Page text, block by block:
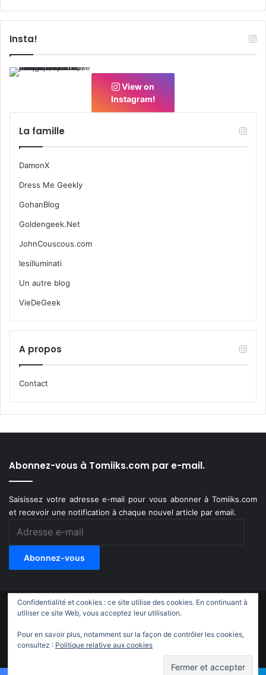
Insta!
View on
Instagram!
La famille
DamonX
Dress Me Geekly
GohanBlog
Goldengeek.Net
JohnCouscous.com
lesilluminati
Un autre blog
VieDeGeek
A propos
Contact
Abonnez-vous à Tomiiks.com par e-mail.
Saisissez votre adresse e-mail pour vous abonner à Tomiiks.com
et recevoir une notification à chaque nouvel article par email.
Abonnez-vous
© Copyright 2011-2018, All Rights Reserved |
X YouTubeInstagram
TwitchTikTok
Confidentialité et cookies : ce site utilise des cookies. En continuant à
utiliser ce site Web, vous acceptez leur utilisation.
Pour en savoir plus, notamment sur la façon de contrôler les cookies,
consultez : Politique relative aux cookies